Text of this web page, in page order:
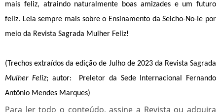
mais feliz, atraindo naturalmente boas amizades e um futuro
feliz. Leia sempre mais sobre o Ensinamento da Seicho-No-Ie por
meio da Revista Sagrada Mulher Feliz!
Mulher Feliz; autor:  Preletor da Sede Internacional Fernando
Antônio Mendes Marques)
Para ler todo o conteúdo, assine a Revista ou adquira